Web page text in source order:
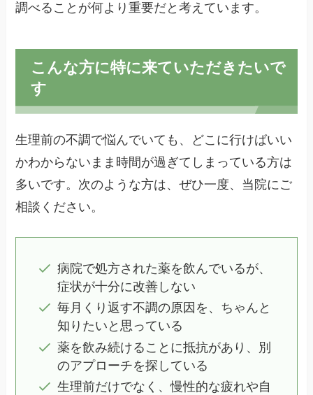
調べることが何より重要だと考えています。
こんな方に特に来ていただきたいで
す
生理前の不調で悩んでいても、どこに行けばいい
かわからないまま時間が過ぎてしまっている方は
多いです。次のような方は、ぜひ一度、当院にご
相談ください。
病院で処方された薬を飲んでいるが、
症状が十分に改善しない
毎月くり返す不調の原因を、ちゃんと
知りたいと思っている
薬を飲み続けることに抵抗があり、別
のアプローチを探している
生理前だけでなく、慢性的な疲れや自